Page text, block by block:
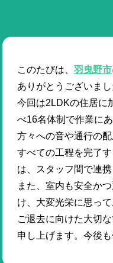
このたびは、 羽曳野市
ありがとうございまし
今回は2LDKの住居に
べ16名体制で作業に
方々への音や通行の
すべての工程を完了
は、スタッフ間で連
また、室内も安全か
け、大変光栄に思って
ご退去に向けた大切
申し上げます。今後